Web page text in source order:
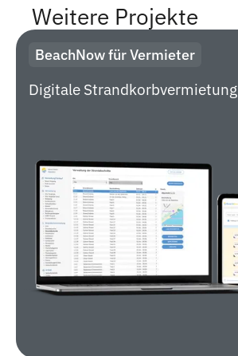
Weitere Projekte
BeachNow für Vermieter
Digitale Strandkorbvermietung